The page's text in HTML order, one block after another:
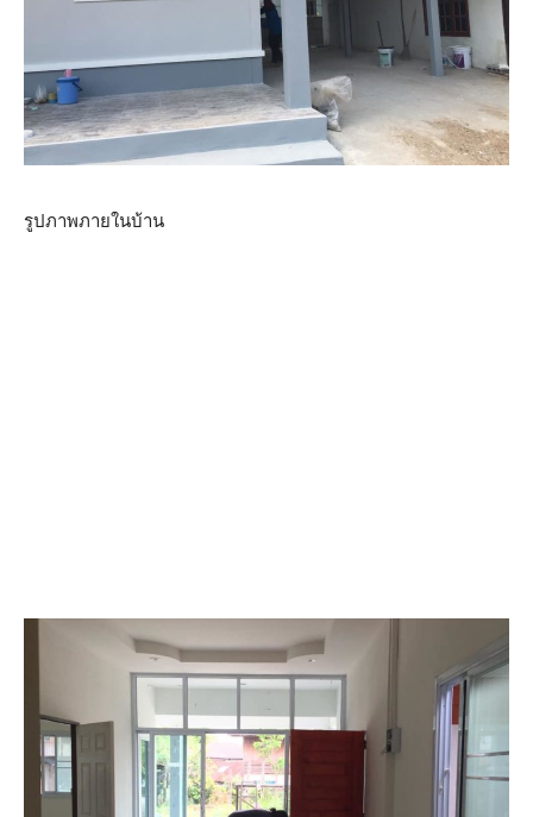
รูปภาพภายในบ้าน